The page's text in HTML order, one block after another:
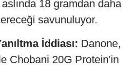
18 gramdan daha
savunuluyor.
İddiası: Danone,
Chobani 20G Protein'in